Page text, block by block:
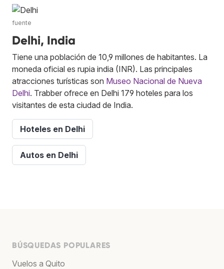
fuente
Delhi, India
Tiene una población de 10,9 millones de habitantes. La
moneda oficial es rupia india (INR). Las principales
atracciones turísticas son Museo Nacional de Nueva
Delhi. Trabber ofrece en Delhi 179 hoteles para los
visitantes de esta ciudad de India.
Hoteles en Delhi
Autos en Delhi
BÚSQUEDAS POPULARES
Vuelos a Quito